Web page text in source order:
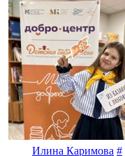
Илина Каримова #